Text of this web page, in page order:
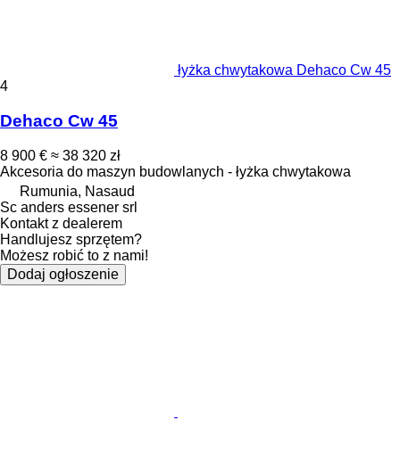
łyżka chwytakowa Dehaco Cw 45
4
Dehaco Cw 45
8 900 € ≈ 38 320 zł
Akcesoria do maszyn budowlanych - łyżka chwytakowa
Rumunia, Nasaud
Sc anders essener srl
Kontakt z dealerem
Handlujesz sprzętem?
Możesz robić to z nami!
Dodaj ogłoszenie